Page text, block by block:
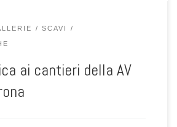
SCAVI
ai cantieri della AV